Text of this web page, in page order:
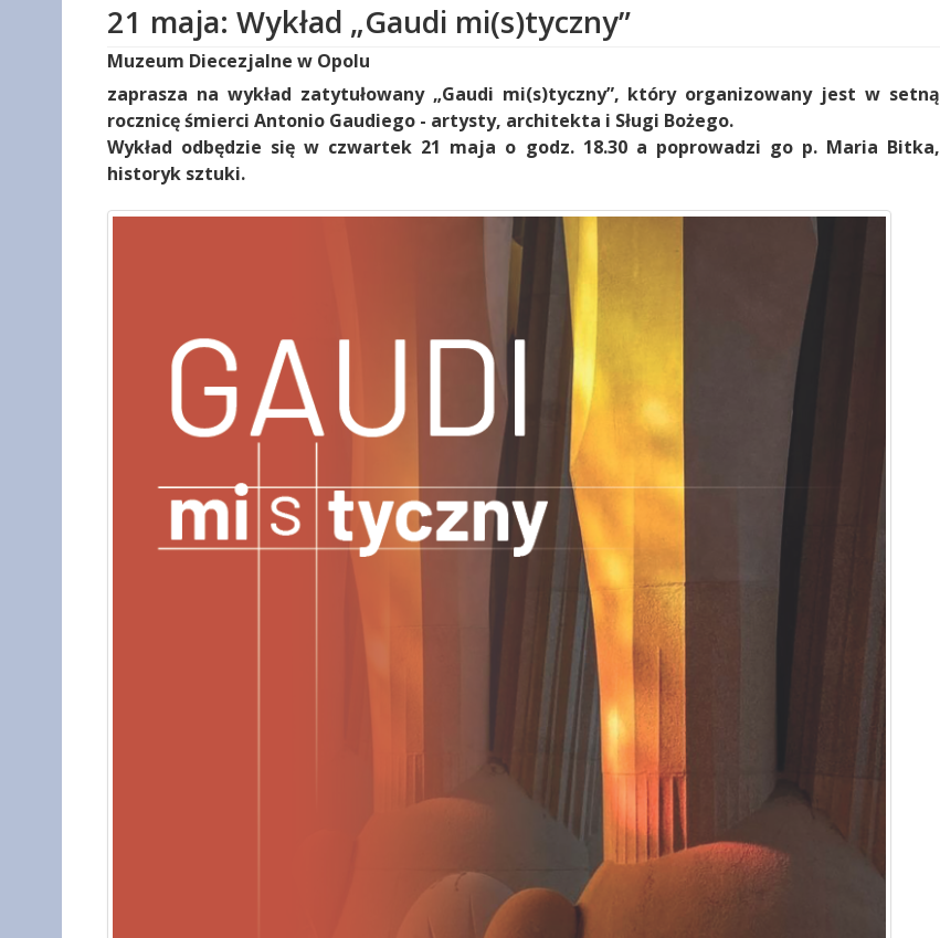
21 maja: Wykład „Gaudi mi(s)tyczny”
Muzeum Diecezjalne w Opolu
zaprasza na wykład zatytułowany „Gaudi mi(s)tyczny”, który organizowany jest w setną
rocznicę śmierci Antonio Gaudiego - artysty, architekta i Sługi Bożego.
Wykład odbędzie się w czwartek 21 maja o godz. 18.30 a poprowadzi go p. Maria Bitka,
historyk sztuki.